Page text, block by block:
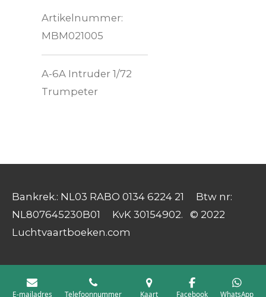
Artikelnummer:
MBM021005
A-6A Intruder 1/72
Trumpeter
Bankrek.: NL03 RABO 0134 6224 21 Btw nr:
NL807645230B01 KvK 30154902. © 2022
Luchtvaartboeken.com
E-mailadres Telefoonnummer Kaart Facebook WhatsApp